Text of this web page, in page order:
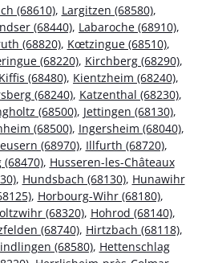
(68610), Largitzen (68580),
(68440), Labaroche (68910),
(68820), Kœtzingue (68510),
(68220), Kirchberg (68290),
Kiffis (68480), Kientzheim (68240),
(68240), Katzenthal (68230),
(68500), Jettingen (68130),
(68500), Ingersheim (68040),
(68970), Illfurth (68720),
, Husseren-les-Châteaux
, Hundsbach (68130), Hunawihr
, Horbourg-Wihr (68180),
(68320), Hohrod (68140),
(68740), Hirtzbach (68118),
(68580), Hettenschlag